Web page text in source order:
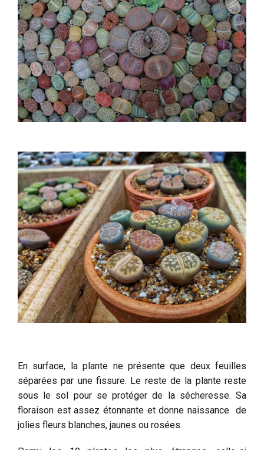
En surface, la plante ne présente que deux feuilles
séparées par une fissure. Le reste de la plante reste
sous le sol pour se protéger de la sécheresse. Sa
floraison est assez étonnante et donne naissance de
jolies fleurs blanches, jaunes ou rosées.